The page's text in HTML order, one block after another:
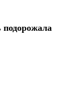
подорожала